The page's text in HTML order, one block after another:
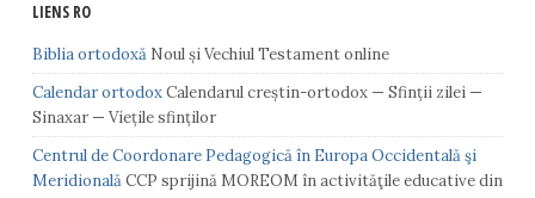
LIENS RO
Biblia ortodoxăNoul și Vechiul Testament online
Calendar ortodoxCalendarul creștin-ortodox — Sfinții zilei —
Sinaxar — Viețile sfinților
Centrul de Coordonare Pedagogică în Europa Occidentală şi
MeridionalăCCP sprijină MOREOM în activităţile educative din